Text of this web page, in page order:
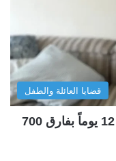
قضايا العائلة والطفل
شقة تُباع في ستوكهولم مرتين خلال 12 يوماً بفارق 700